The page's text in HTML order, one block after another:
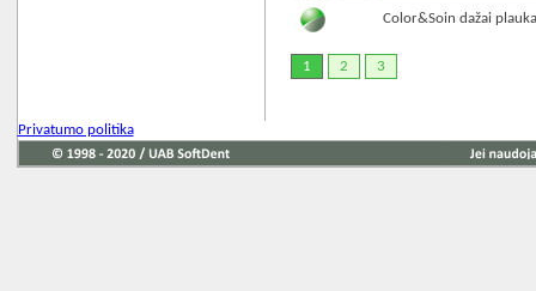
Color&Soin dažai
1 2 3
Privatumo politika